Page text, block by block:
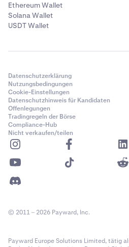
Ethereum Wallet
Solana Wallet
USDT Wallet
Datenschutzerklärung
Nutzungsbedingungen
Cookie-Einstellungen
Datenschutzhinweis für Kandidaten
Offenlegungen
Tradingregeln der Börse
Compliance-Hub
Nicht verkaufen/teilen
© 2011 – 2026 Payward, Inc.
Payward Europe Solutions Limited, tätig